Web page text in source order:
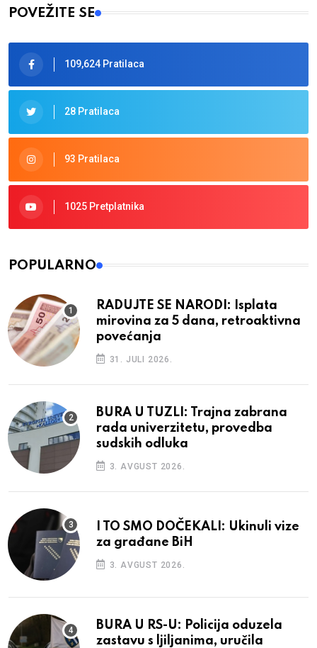
POVEŽITE SE
109,624 Pratilaca
28 Pratilaca
93 Pratilaca
1025 Pretplatnika
POPULARNO
RADUJTE SE NARODI: Isplata
mirovina za 5 dana, retroaktivna
povećanja
31. JULI 2026.
BURA U TUZLI: Trajna zabrana
rada univerzitetu, provedba
sudskih odluka
3. AVGUST 2026.
I TO SMO DOČEKALI: Ukinuli vize
za građane BiH
3. AVGUST 2026.
BURA U RS-U: Policija oduzela
zastavu s ljiljanima, uručila